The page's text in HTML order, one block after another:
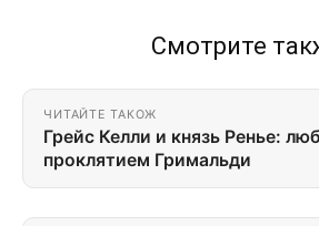
Смотрите
ЧИТАЙТЕ ТАКОЖ
Грейс Келли и князь Ренье:
проклятием Гримальди